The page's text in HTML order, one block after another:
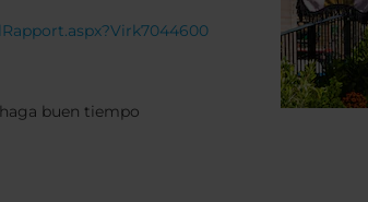
buen tiempo